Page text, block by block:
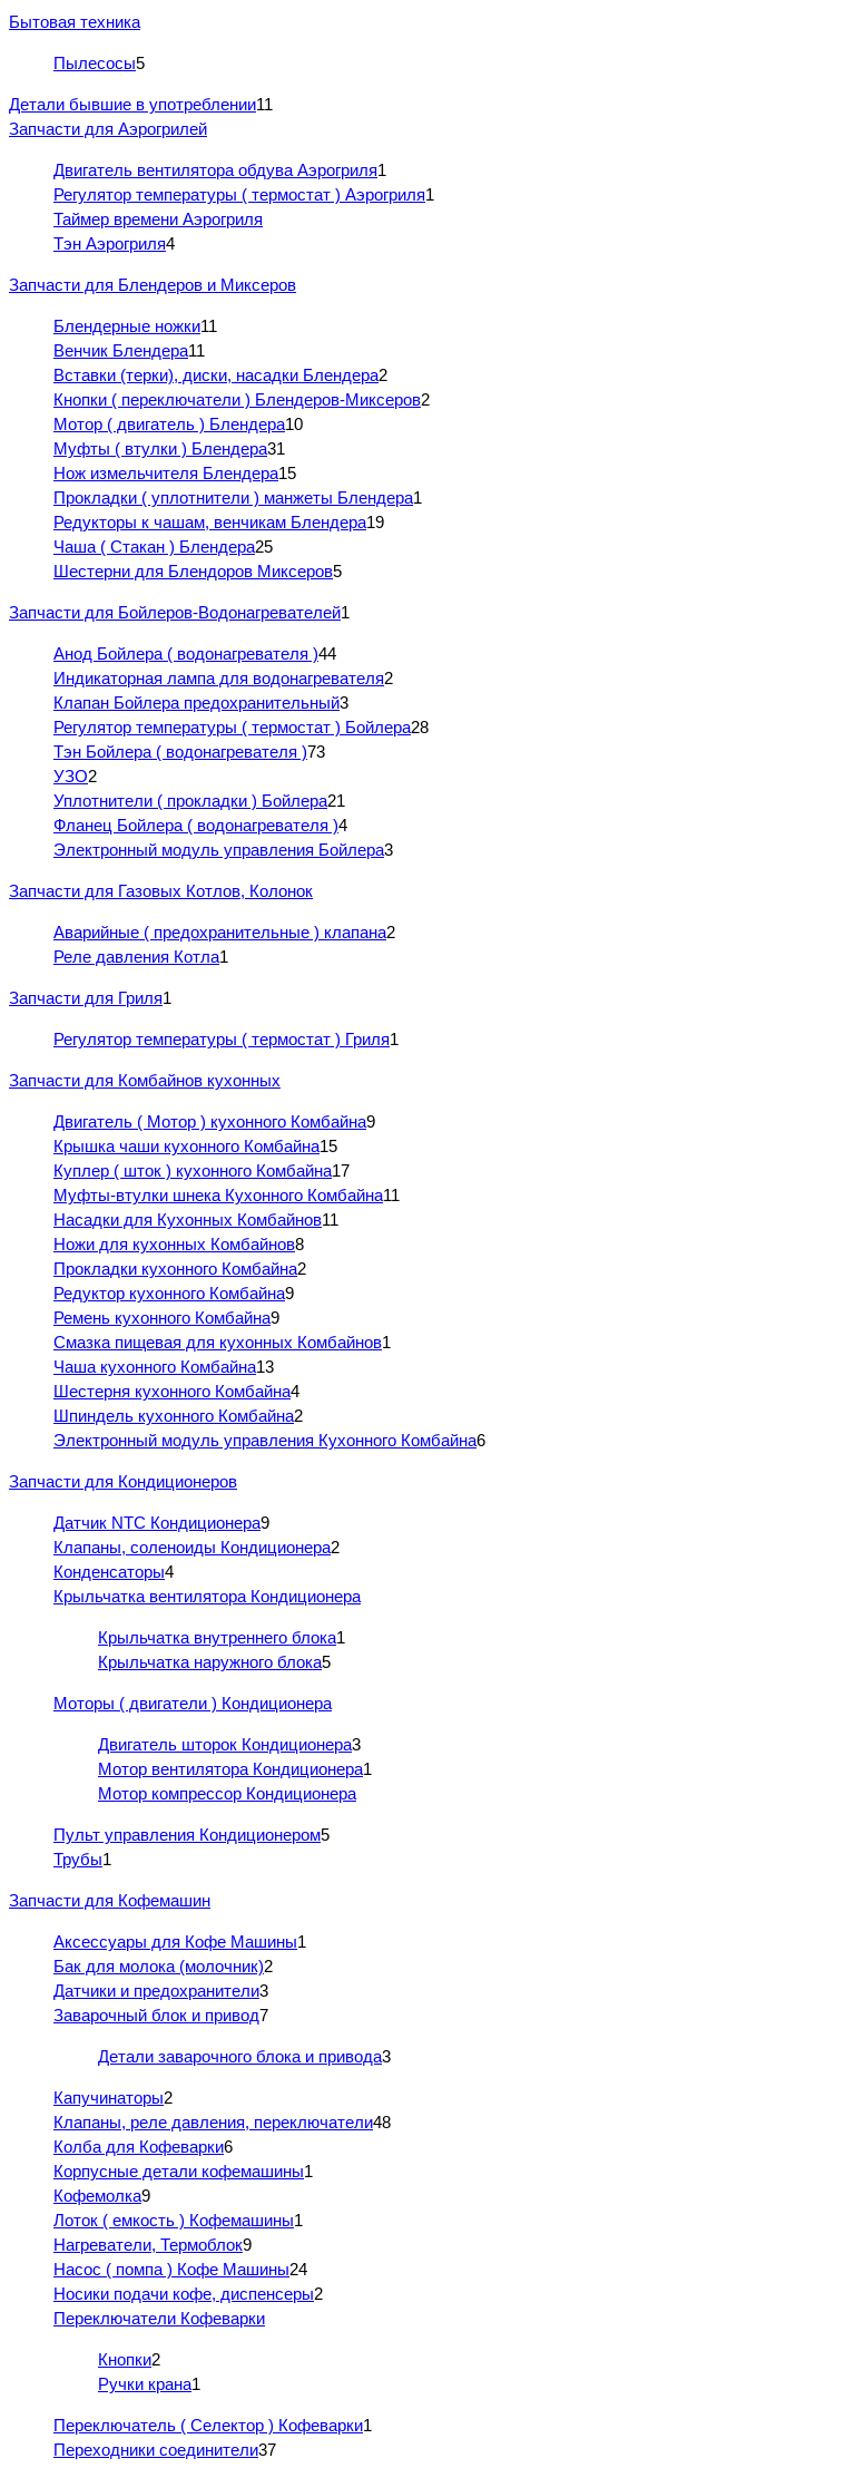
Бытовая техника
Пылесосы5
Детали бывшие в употреблении11
Запчасти для Аэрогрилей
Двигатель вентилятора обдува Аэрогриля1
Регулятор температуры ( термостат ) Аэрогриля1
Таймер времени Аэрогриля
Тэн Аэрогриля4
Запчасти для Блендеров и Миксеров
Блендерные ножки11
Венчик Блендера11
Вставки (терки), диски, насадки Блендера2
Кнопки ( переключатели ) Блендеров-Миксеров2
Мотор ( двигатель ) Блендера10
Муфты ( втулки ) Блендера31
Нож измельчителя Блендера15
Прокладки ( уплотнители ) манжеты Блендера1
Редукторы к чашам, венчикам Блендера19
Чаша ( Стакан ) Блендера25
Шестерни для Блендоров Миксеров5
Запчасти для Бойлеров-Водонагревателей1
Анод Бойлера ( водонагревателя )44
Индикаторная лампа для водонагревателя2
Клапан Бойлера предохранительный3
Регулятор температуры ( термостат ) Бойлера28
Тэн Бойлера ( водонагревателя )73
УЗО2
Уплотнители ( прокладки ) Бойлера21
Фланец Бойлера ( водонагревателя )4
Электронный модуль управления Бойлера3
Запчасти для Газовых Котлов, Колонок
Аварийные ( предохранительные ) клапана2
Реле давления Котла1
Запчасти для Гриля1
Регулятор температуры ( термостат ) Гриля1
Запчасти для Комбайнов кухонных
Двигатель ( Мотор ) кухонного Комбайна9
Крышка чаши кухонного Комбайна15
Куплер ( шток ) кухонного Комбайна17
Муфты-втулки шнека Кухонного Комбайна11
Насадки для Кухонных Комбайнов11
Ножи для кухонных Комбайнов8
Прокладки кухонного Комбайна2
Редуктор кухонного Комбайна9
Ремень кухонного Комбайна9
Смазка пищевая для кухонных Комбайнов1
Чаша кухонного Комбайна13
Шестерня кухонного Комбайна4
Шпиндель кухонного Комбайна2
Электронный модуль управления Кухонного Комбайна6
Запчасти для Кондиционеров
Датчик NTC Кондиционера9
Клапаны, соленоиды Кондиционера2
Конденсаторы4
Крыльчатка вентилятора Кондиционера
Крыльчатка внутреннего блока1
Крыльчатка наружного блока5
Моторы ( двигатели ) Кондиционера
Двигатель шторок Кондиционера3
Мотор вентилятора Кондиционера1
Мотор компрессор Кондиционера
Пульт управления Кондиционером5
Трубы1
Запчасти для Кофемашин
Аксессуары для Кофе Машины1
Бак для молока (молочник)2
Датчики и предохранители3
Заварочный блок и привод7
Детали заварочного блока и привода3
Капучинаторы2
Клапаны, реле давления, переключатели48
Колба для Кофеварки6
Корпусные детали кофемашины1
Кофемолка9
Лоток ( емкость ) Кофемашины1
Нагреватели, Термоблок9
Насос ( помпа ) Кофе Машины24
Носики подачи кофе, диспенсеры2
Переключатели Кофеварки
Кнопки2
Ручки крана1
Переключатель ( Селектор ) Кофеварки1
Переходники соединители37